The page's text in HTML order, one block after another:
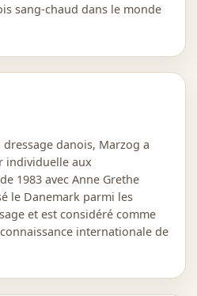
sang-chaud dans le monde
danois, Marzog a
individuelle aux
1983 avec Anne Grethe
le Danemark parmi les
et est considéré comme
internationale de